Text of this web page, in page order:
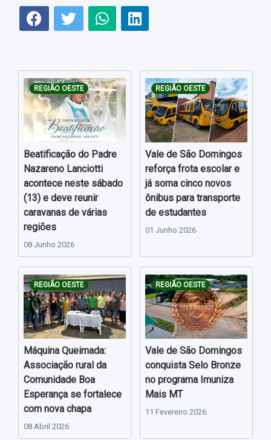
REGIÃO OESTE
Beatificação do Padre
Nazareno Lanciotti
acontece neste sábado
(13) e deve reunir
caravanas de várias
regiões
08 Junho 2026
REGIÃO OESTE
Vale de São Domingos
reforça frota escolar e
já soma cinco novos
ônibus para transporte
de estudantes
01 Junho 2026
REGIÃO OESTE
Máquina Queimada:
Associação rural da
Comunidade Boa
Esperança se fortalece
com nova chapa
08 Abril 2026
REGIÃO OESTE
Vale de São Domingos
conquista Selo Bronze
no programa Imuniza
Mais MT
11 Fevereiro 2026